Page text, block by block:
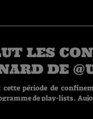
LES
DE
cette période de
notre